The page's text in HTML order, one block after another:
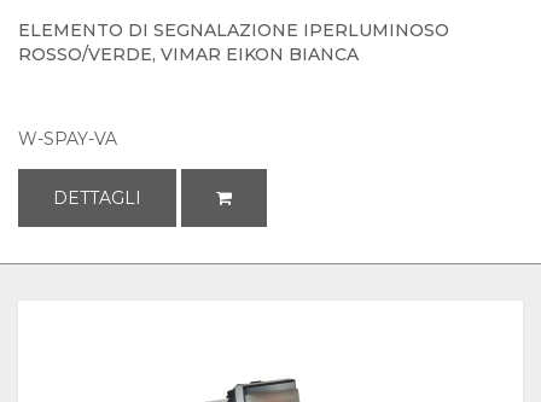
ELEMENTO DI SEGNALAZIONE IPERLUMINOSO
ROSSO/VERDE, VIMAR EIKON BIANCA
W-SPAY-VA
DETTAGLI